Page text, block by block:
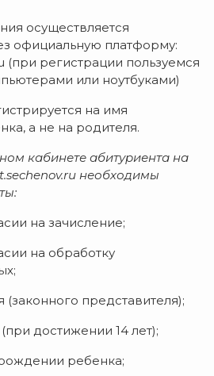
осуществляется
официальную платформу:
(при регистрации пользуемся
или ноутбуками)
на имя
а не на родителя.
кабинете абитуриента на
необходимы
на зачисление;
на обработку
представителя);
достижении 14 лет);
ребенка;